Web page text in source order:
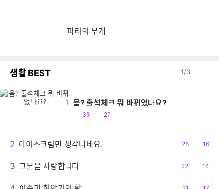
파리의 무게
생활 BEST 1/3
1 음? 출석체크 뭐 바뀌었나요?
공
35
댓
27
2 아이스크림만 생각나네요.
공
26
댓
16
3 그분을 사랑합니다
공
22
댓
14